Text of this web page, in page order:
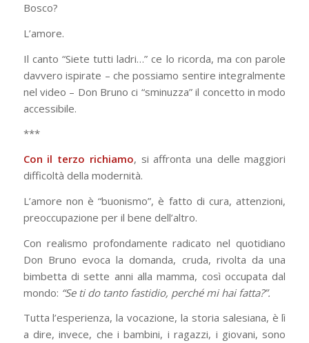
Bosco?
L’amore.
Il canto “Siete tutti ladri…” ce lo ricorda, ma con parole
davvero ispirate – che possiamo sentire integralmente
nel video – Don Bruno ci “sminuzza” il concetto in modo
accessibile.
***
Con il terzo richiamo, si affronta una delle maggiori
difficoltà della modernità.
L’amore non è “buonismo”, è fatto di cura, attenzioni,
preoccupazione per il bene dell’altro.
Con realismo profondamente radicato nel quotidiano
Don Bruno evoca la domanda, cruda, rivolta da una
bimbetta di sette anni alla mamma, così occupata dal
mondo: “Se ti do tanto fastidio, perché mi hai fatta?”.
Tutta l’esperienza, la vocazione, la storia salesiana, è lì
a dire, invece, che i bambini, i ragazzi, i giovani, sono